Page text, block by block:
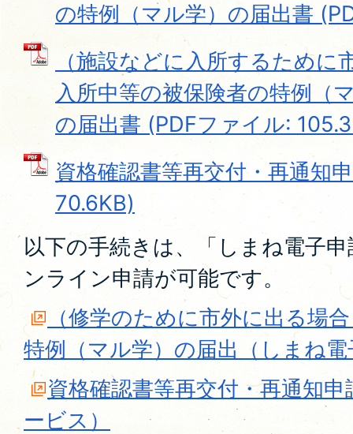
の特例（マル学）の届出書
（施設などに入所するために
入所中等の被保険者の特例（
の届出書 (PDFファイル:
資格確認書等再交付・再通知
70.6KB)
以下の手続きは、「しまね電子
ンライン申請が可能です。
（修学のために市外に出る場
特例（マル学）の届出（しまね
資格確認書等再交付・再通知
ービス）